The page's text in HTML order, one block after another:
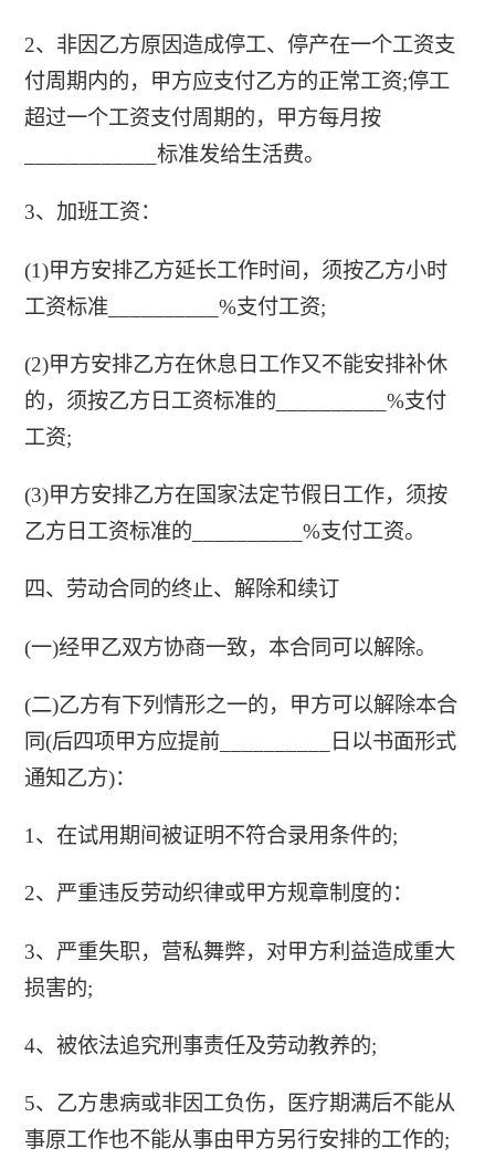
2、非因乙方原因造成停工、停产在一个工资支
付周期内的，甲方应支付乙方的正常工资;停工
超过一个工资支付周期的，甲方每月按
____________标准发给生活费。
3、加班工资：
(1)甲方安排乙方延长工作时间，须按乙方小时
工资标准__________%支付工资;
(2)甲方安排乙方在休息日工作又不能安排补休
的，须按乙方日工资标准的__________%支付
工资;
(3)甲方安排乙方在国家法定节假日工作，须按
乙方日工资标准的__________%支付工资。
四、劳动合同的终止、解除和续订
(一)经甲乙双方协商一致，本合同可以解除。
(二)乙方有下列情形之一的，甲方可以解除本合
同(后四项甲方应提前__________日以书面形式
通知乙方)：
1、在试用期间被证明不符合录用条件的;
2、严重违反劳动织律或甲方规章制度的：
3、严重失职，营私舞弊，对甲方利益造成重大
损害的;
4、被依法追究刑事责任及劳动教养的;
5、乙方患病或非因工负伤，医疗期满后不能从
事原工作也不能从事由甲方另行安排的工作的;